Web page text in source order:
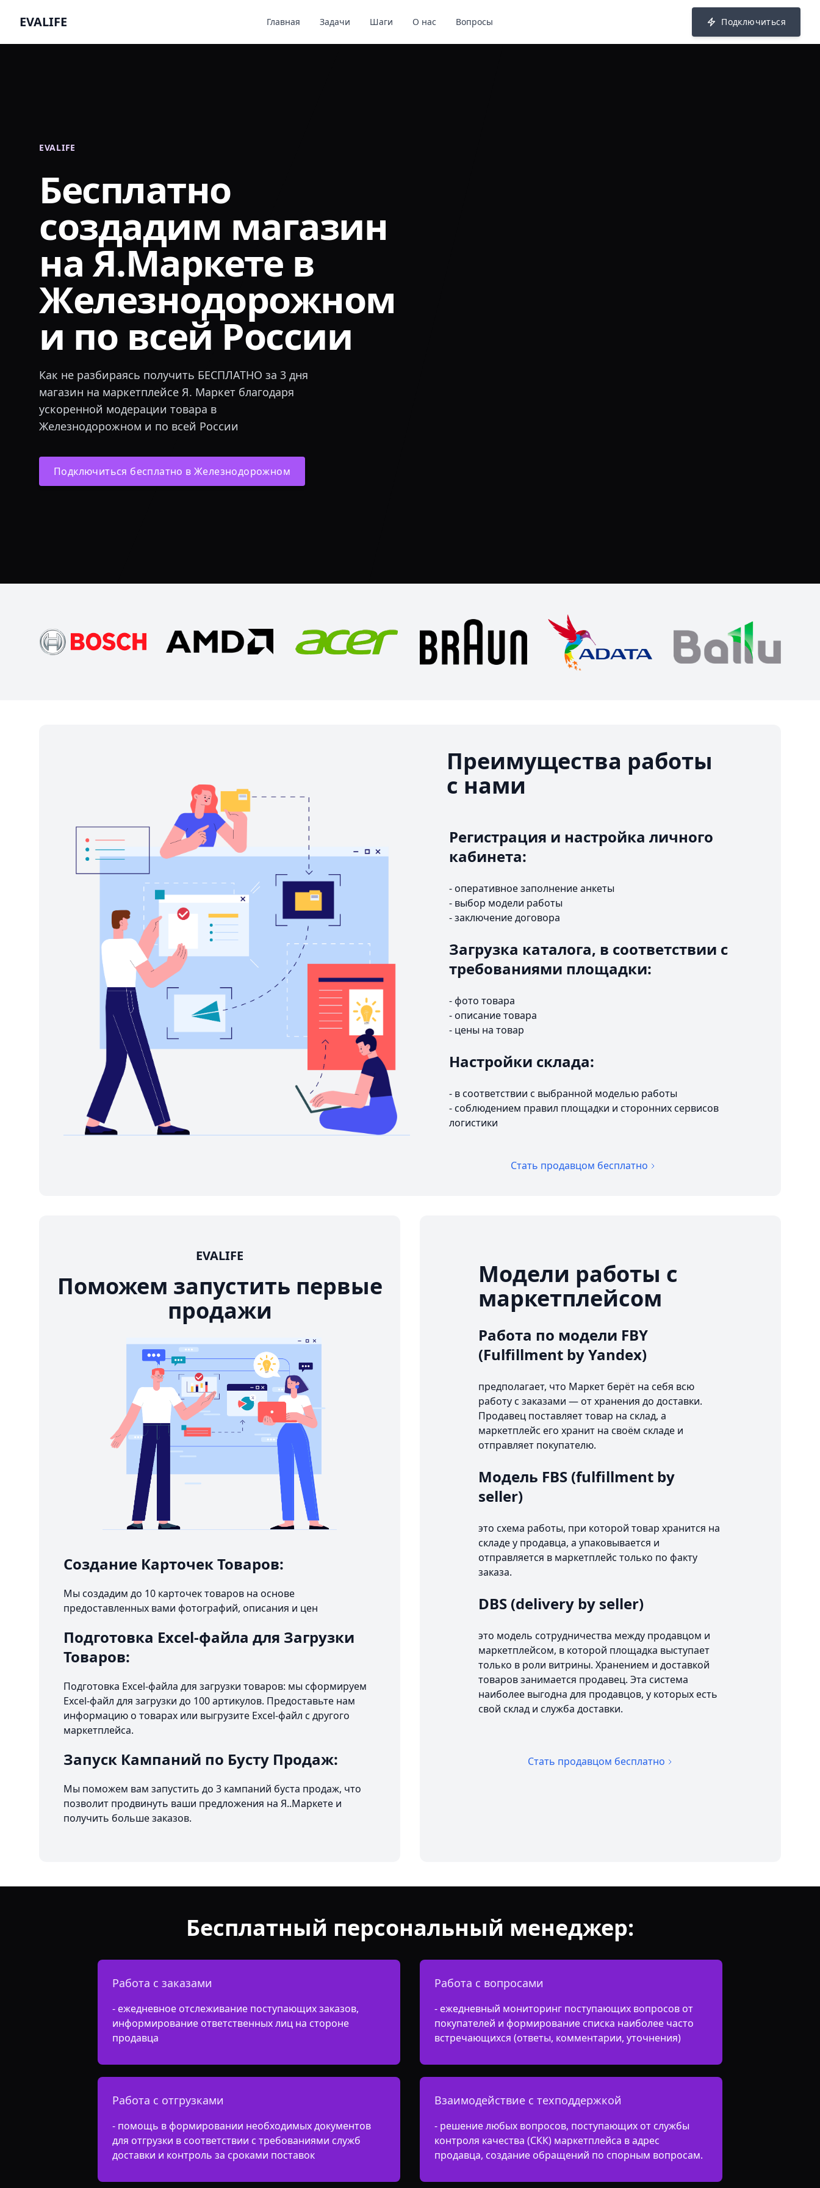
EVALIFE Подключиться
Главная Задачи Шаги О нас Вопросы
EVALIFE
Бесплатно
создадим магазин
на Я.Маркете в
Железнодорожном
и по всей России
Как не разбираясь получить БЕСПЛАТНО за 3 дня
магазин на маркетплейсе Я. Маркет благодаря
ускоренной модерации товара в
Железнодорожном и по всей России
Подключиться бесплатно в Железнодорожном
Преимущества работы
с нами
Регистрация и настройка личного
кабинета:
- оперативное заполнение анкеты
- выбор модели работы
- заключение договора
Загрузка каталога, в соответствии с
требованиями площадки:
- фото товара
- описание товара
- цены на товар
Настройки склада:
- в соответствии с выбранной моделью работы
- соблюдением правил площадки и сторонних сервисов
логистики
Стать продавцом бесплатно
EVALIFE
Поможем запустить первые
продажи
Создание Карточек Товаров:
Мы создадим до 10 карточек товаров на основе
предоставленных вами фотографий, описания и цен
Подготовка Excel-файла для Загрузки
Товаров:
Подготовка Excel-файла для загрузки товаров: мы сформируем
Excel-файл для загрузки до 100 артикулов. Предоставьте нам
информацию о товарах или выгрузите Excel-файл с другого
маркетплейса.
Запуск Кампаний по Бусту Продаж:
Мы поможем вам запустить до 3 кампаний буста продаж, что
позволит продвинуть ваши предложения на Я..Маркете и
получить больше заказов.
Модели работы с
маркетплейсом
Работа по модели FBY
(Fulfillment by Yandex)
предполагает, что Маркет берёт на себя всю
работу с заказами — от хранения до доставки.
Продавец поставляет товар на склад, а
маркетплейс его хранит на своём складе и
отправляет покупателю.
Модель FBS (fulfillment by
seller)
это схема работы, при которой товар хранится на
складе у продавца, а упаковывается и
отправляется в маркетплейс только по факту
заказа.
DBS (delivery by seller)
это модель сотрудничества между продавцом и
маркетплейсом, в которой площадка выступает
только в роли витрины. Хранением и доставкой
товаров занимается продавец. Эта система
наиболее выгодна для продавцов, у которых есть
свой склад и служба доставки.
Стать продавцом бесплатно
Бесплатный персональный менеджер:
Работа с заказами
- ежедневное отслеживание поступающих заказов,
информирование ответственных лиц на стороне
продавца
Работа с отгрузками
- помощь в формировании необходимых документов
для отгрузки в соответствии с требованиями служб
доставки и контроль за сроками поставок
Работа с вопросами
- ежедневный мониторинг поступающих вопросов от
покупателей и формирование списка наиболее часто
встречающихся (ответы, комментарии, уточнения)
Взаимодействие с техподдержкой
- решение любых вопросов, поступающих от службы
контроля качества (СКК) маркетплейса в адрес
продавца, создание обращений по спорным вопросам.